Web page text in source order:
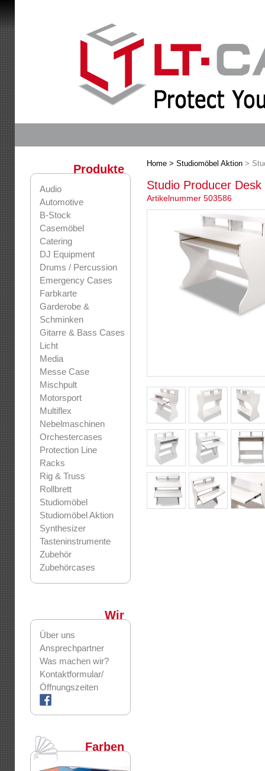
Produkte
Audio
Automotive
B-Stock
Casemöbel
Catering
DJ Equipment
Drums / Percussion
Emergency Cases
Farbkarte
Garderobe &
Schminken
Gitarre & Bass Cases
Licht
Media
Messe Case
Mischpult
Motorsport
Multiflex
Nebelmaschinen
Orchestercases
Protection Line
Racks
Rig & Truss
Rollbrett
Studiomöbel
Studiomöbel Aktion
Synthesizer
Tasteninstrumente
Zubehör
Zubehörcases
Wir
Über uns
Ansprechpartner
Was machen wir?
Kontaktformular/
Öffnungszeiten
Farben
Home > Studiomöbel Aktion >
Studio Producer
Artikelnummer 503586